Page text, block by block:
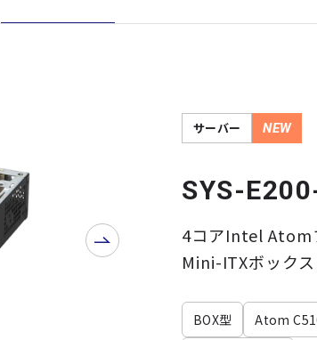
サーバー
キッティング
ご購入を検討されている方へ
サーバー NEW
SYS-
4コアIntel Atom
Mini-ITXボックス
BOX型 Atom